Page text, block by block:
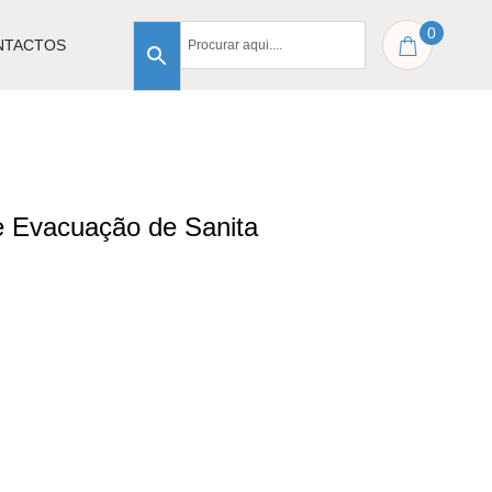
0
Evacuação de Sanita